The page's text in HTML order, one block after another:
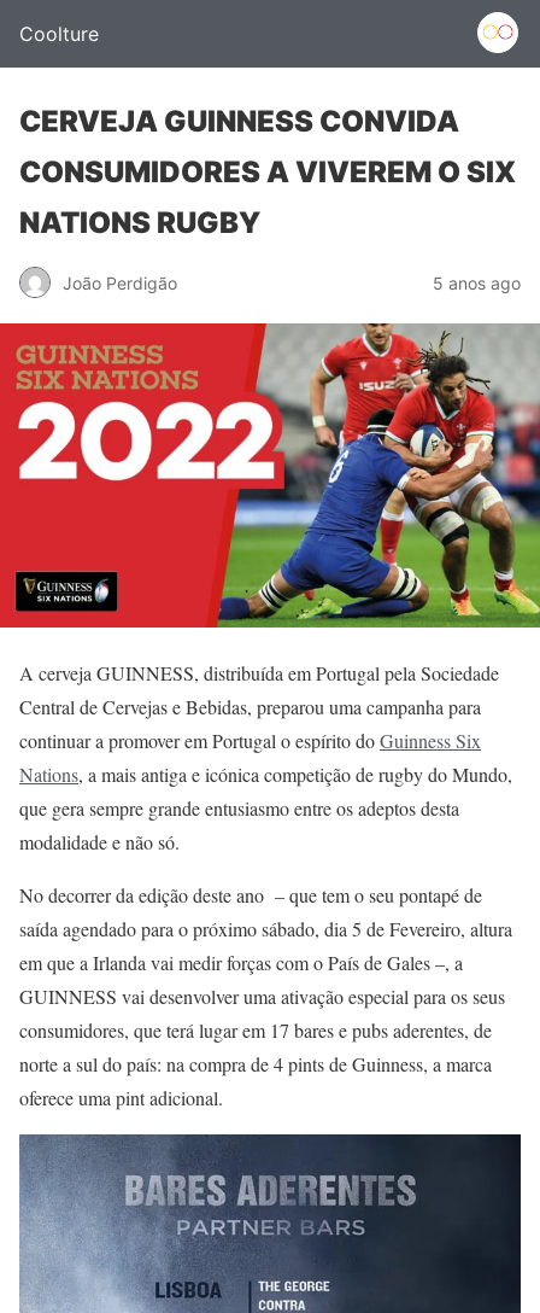
Coolture
CERVEJA GUINNESS CONVIDA
CONSUMIDORES A VIVEREM O SIX
NATIONS RUGBY
João Perdigão 5 anos ago
A cerveja GUINNESS, distribuída em Portugal pela Sociedade
Central de Cervejas e Bebidas, preparou uma campanha para
continuar a promover em Portugal o espírito doGuinness Six
Nations, a mais antiga e icónica competição de rugby do Mundo,
que gera sempre grande entusiasmo entre os adeptos desta
modalidade e não só.
No decorrer da edição deste ano – que tem o seu pontapé de
saída agendado para o próximo sábado, dia 5 de Fevereiro, altura
em que a Irlanda vai medir forças com o País de Gales –, a
GUINNESS vai desenvolver uma ativação especial para os seus
consumidores, que terá lugar em 17 bares e pubs aderentes, de
norte a sul do país: na compra de 4 pints de Guinness, a marca
oferece uma pint adicional.